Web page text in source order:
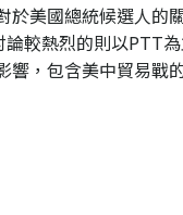
美國總統候選人的
較熱烈的則以PTT
，包含美中貿易戰